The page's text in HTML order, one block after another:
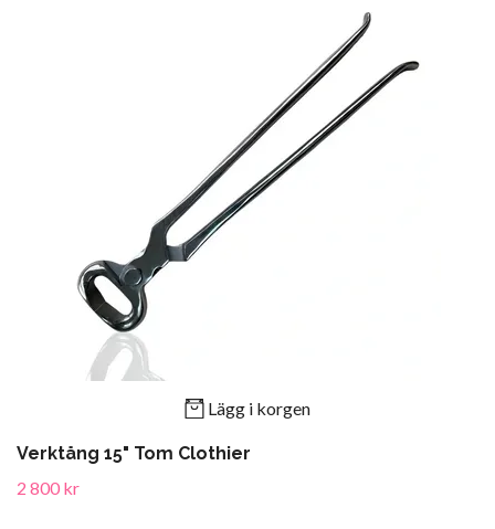
Lägg i korgen
Verktång 15" Tom Clothier
2 800 kr